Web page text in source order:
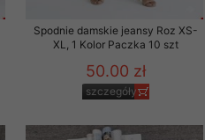
Spodnie damskie jeansy Roz XS-
XL, 1 Kolor Paczka 10 szt
50.00 zł
szczegóły